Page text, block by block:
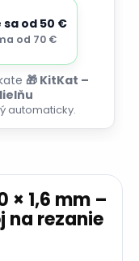
sa od 50 €
od 70 €
🎁 KitKat –
automaticky.
× 1,6 mm –
na rezanie